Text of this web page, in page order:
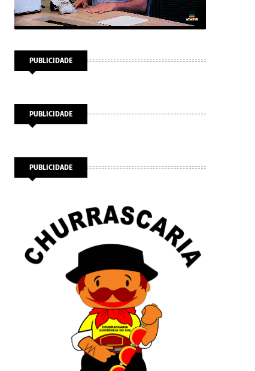
PUBLICIDADE
PUBLICIDADE
PUBLICIDADE